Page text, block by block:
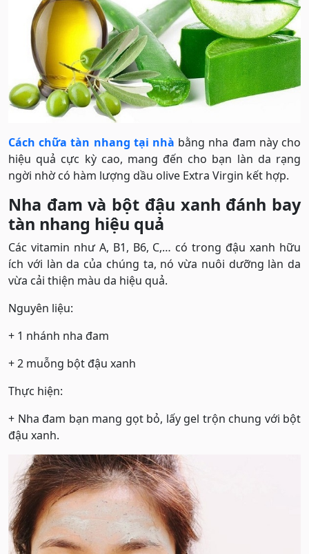
Cách chữa tàn nhang tại nhà bằng nha đam này cho
hiệu quả cực kỳ cao, mang đến cho bạn làn da rạng
ngời nhờ có hàm lượng dầu olive Extra Virgin kết hợp.
Nha đam và bột đậu xanh đánh bay
tàn nhang hiệu quả
Các vitamin như A, B1, B6, C,… có trong đậu xanh hữu
ích với làn da của chúng ta, nó vừa nuôi dưỡng làn da
vừa cải thiện màu da hiệu quả.
Nguyên liệu:
+ 1 nhánh nha đam
+ 2 muỗng bột đậu xanh
Thực hiện:
+ Nha đam bạn mang gọt bỏ, lấy gel trộn chung với bột
đậu xanh.